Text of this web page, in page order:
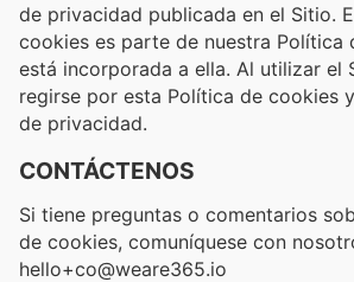
de privacidad publicada en el Sitio.
cookies es parte de nuestra Política
está incorporada a ella. Al utilizar el
regirse por esta Política de cookies
de privacidad.
CONTÁCTENOS
Si tiene preguntas o comentarios
de cookies, comuníquese con
hello+co@weare365.io